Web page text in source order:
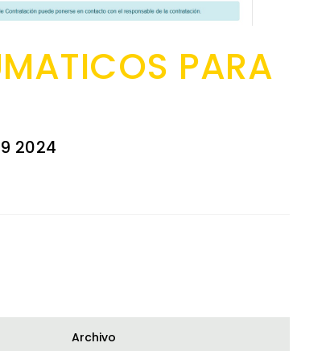
PARA
2024
Archivo